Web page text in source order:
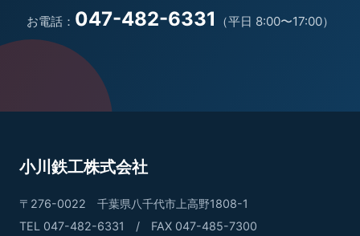
お電話： 047-482-6331 （平日 8:00〜17:00）
小川鉄工株式会社
〒276-0022 千葉県八千代市上高野1808-1
TEL 047-482-6331 / FAX 047-485-7300